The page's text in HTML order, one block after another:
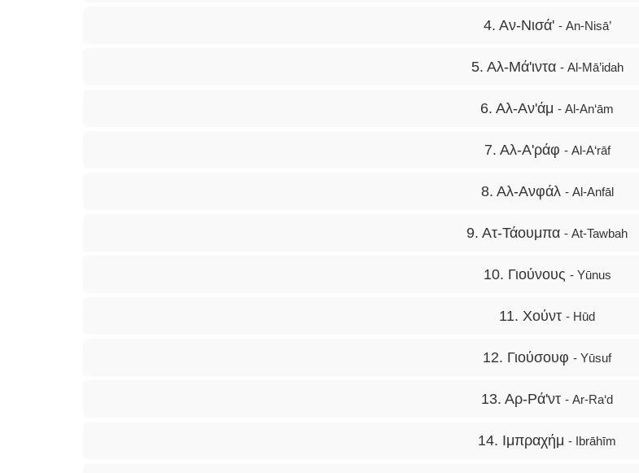
4. Αν-Νισά' - An-Nisā’
5. Αλ-Μά'ιντα - Al-Mā’idah
6. Αλ-Αν'άμ - Al-An‘ām
7. Αλ-Α'ράφ - Al-A‘rāf
8. Αλ-Ανφάλ - Al-Anfāl
9. Ατ-Τάουμπα - At-Tawbah
10. Γιούνους - Yūnus
11. Χούντ - Hūd
12. Γιούσουφ - Yūsuf
13. Αρ-Ρά'ντ - Ar-Ra‘d
14. Ιμπραχήμ - Ibrāhīm